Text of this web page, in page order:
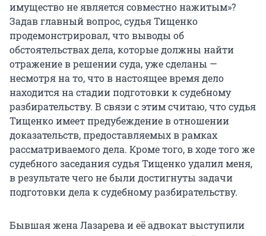
имущество не является совместно нажитым»?
Задав главный вопрос, судья Тищенко
продемонстрировал, что выводы об
обстоятельствах дела, которые должны найти
отражение в решении суда, уже сделаны —
несмотря на то, что в настоящее время дело
находится на стадии подготовки к судебному
разбирательству. В связи с этим считаю, что судья
Тищенко имеет предубеждение в отношении
доказательств, предоставляемых в рамках
рассматриваемого дела. Кроме того, в ходе того же
судебного заседания судья Тищенко удалил меня,
в результате чего не были достигнуты задачи
подготовки дела к судебному разбирательству.
Бывшая жена Лазарева и её адвокат выступили